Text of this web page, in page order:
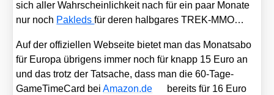
sich aller Wahr­schein­lich­keit nach für ein paar Mona­te
nur noch Pak­ledsfür deren halb­ga­res TREK-MMO…
Auf der offi­zi­el­len Web­sei­te bie­tet man das Monats­abo
für Euro­pa übri­gens immer noch für knapp 15 Euro an
und das trotz der Tat­sa­che, dass man die 60-Tage-
Game­Time­Card beiAma​zon​.de
bereits für 16 Euro